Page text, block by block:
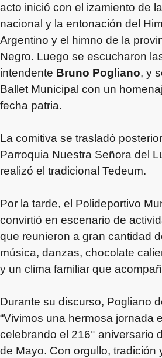
acto inició con el izamiento de
nacional y la entonación del
Argentino y el himno de la
Negro. Luego se escucharon
intendente Bruno Pogliano, y
Ballet Municipal con un
fecha patria.
La comitiva se trasladó
Parroquia Nuestra Señora del
realizó el tradicional Tedeum.
Por la tarde, el Polideportivo
convirtió en escenario de
que reunieron a gran cantidad
música, danzas, chocolate
y un clima familiar que
Durante su discurso, Pogliano
“Vivimos una hermosa jornada
celebrando el 216° aniversario
de Mayo. Con orgullo, tradición